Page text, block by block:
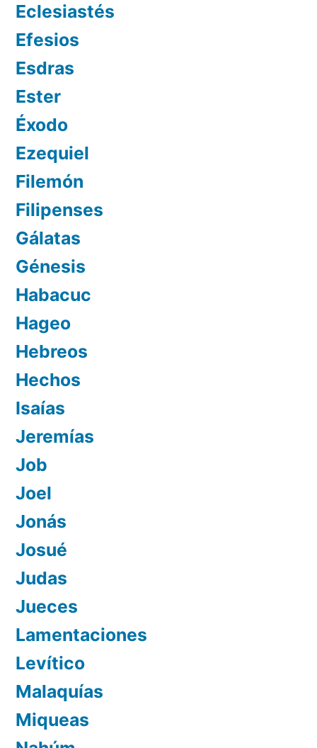
Eclesiastés
Efesios
Esdras
Ester
Éxodo
Ezequiel
Filemón
Filipenses
Gálatas
Génesis
Habacuc
Hageo
Hebreos
Hechos
Isaías
Jeremías
Job
Joel
Jonás
Josué
Judas
Jueces
Lamentaciones
Levítico
Malaquías
Miqueas